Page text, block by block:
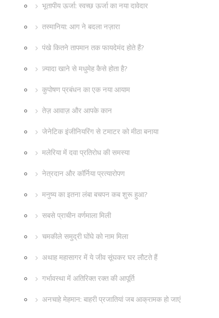
भूतापीय ऊर्जा: स्वच्छ ऊर्जा का नया दावेदार
तस्मानिया: आग ने बदला नज़ारा
पंखे कितने तापमान तक फायदेमंद होते हैं?
ज़्यादा खाने से मधुमेह कैसे होता है?
कुपोषण प्रबंधन का एक नया आयाम
तेज़ आवाज़ और आपके कान
जेनेटिक इंजीनियरिंग से टमाटर को मीठा बनाया
मलेरिया में दवा प्रतिरोध की समस्या
नेत्रदान और कॉर्निया प्रत्यारोपण
मनुष्य का इतना लंबा बचपन कब शुरू हुआ?
सबसे प्राचीन वर्णमाला मिली
चमकीले समुद्री घोंघे को नाम मिला
अथाह महासागर में ये जीव सूंघकर घर लौटते हैं
गर्भावस्था में अतिरिक्त रक्त की आपूर्ति
अनचाहे मेहमान: बाहरी प्रजातियां जब आक्रामक हो जाएं